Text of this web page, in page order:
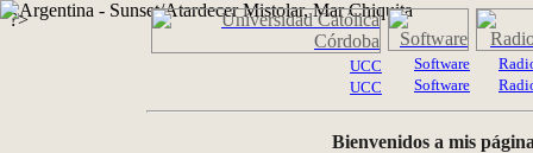
?>
UCC
UCC
Software
Software
Bienvenidos a mis